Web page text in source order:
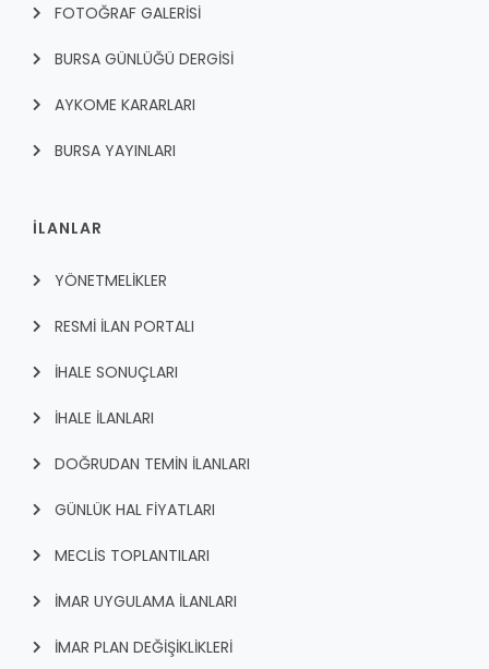
FOTOĞRAF GALERİSİ
BURSA GÜNLÜĞÜ DERGİSİ
AYKOME KARARLARI
BURSA YAYINLARI
İLANLAR
YÖNETMELİKLER
RESMİ İLAN PORTALI
İHALE SONUÇLARI
İHALE İLANLARI
DOĞRUDAN TEMİN İLANLARI
GÜNLÜK HAL FİYATLARI
MECLİS TOPLANTILARI
İMAR UYGULAMA İLANLARI
İMAR PLAN DEĞİŞİKLİKLERİ